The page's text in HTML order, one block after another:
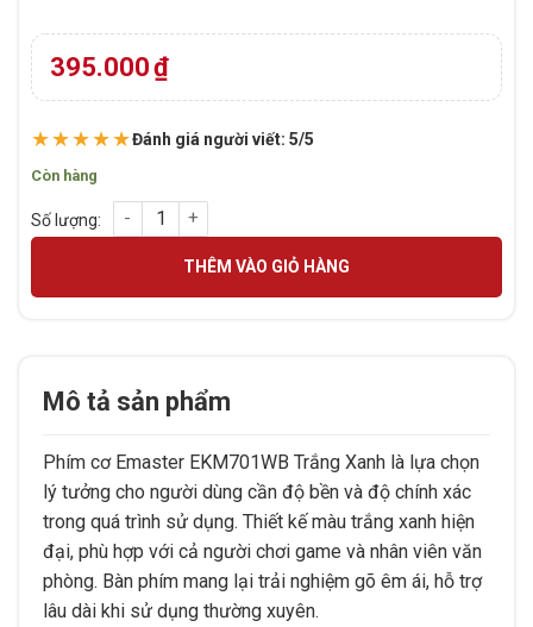
dựa trên
đánh giá
395.000₫
★★★★★Đánh giá người viết: 5/5
Còn hàng
Phím cơ Emaster EKM701WB Trắng Xanh số lượng
THÊM VÀO GIỎ HÀNG
Mô tả sản phẩm
Phím cơ Emaster EKM701WB Trắng Xanh là lựa chọn
lý tưởng cho người dùng cần độ bền và độ chính xác
trong quá trình sử dụng. Thiết kế màu trắng xanh hiện
đại, phù hợp với cả người chơi game và nhân viên văn
phòng. Bàn phím mang lại trải nghiệm gõ êm ái, hỗ trợ
lâu dài khi sử dụng thường xuyên.